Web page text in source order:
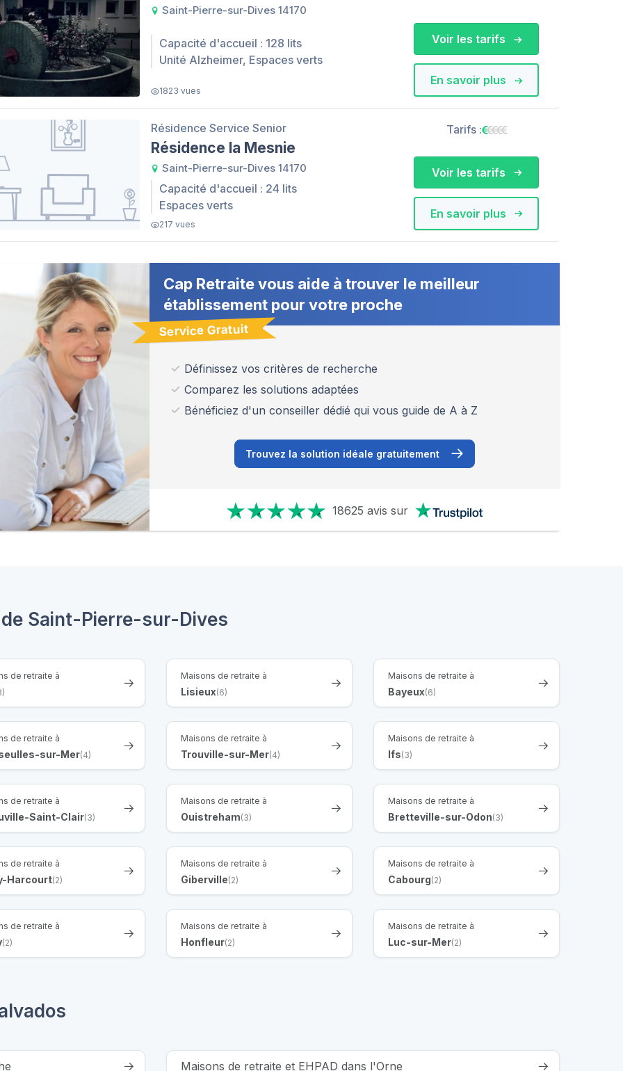
Saint-Pierre-sur-Dives 14170
Capacité d'accueil : 128 lits
Unité Alzheimer, Espaces verts
1823 vues
En savoir plus
Voir les tarifs
Résidence Service Senior
Résidence la Mesnie
Saint-Pierre-sur-Dives 14170
Capacité d'accueil : 24 lits
Espaces verts
217 vues
Tarifs :
En savoir plus
Voir les tarifs
Cap Retraite vous aide à trouver le meilleur
établissement pour votre proche
Service Gratuit
Définissez vos critères de recherche
Comparez les solutions adaptées
Bénéficiez d'un conseiller dédié qui vous guide de A à Z
Trouvez la solution idéale gratuitement
18625 avis sur
Saint-Pierre-sur-Dives
de retraite à
Maisons de retraite à
Lisieux(6)
Maisons de retraite à
Bayeux(6)
de retraite à
sur-Mer(4)
Maisons de retraite à
Trouville-sur-Mer(4)
Maisons de retraite à
Ifs(3)
de retraite à
Saint-Clair(3)
Maisons de retraite à
Ouistreham(3)
Maisons de retraite à
Bretteville-sur-Odon(3)
de retraite à
Harcourt(2)
Maisons de retraite à
Giberville(2)
Maisons de retraite à
Cabourg(2)
de retraite à
(2)
Maisons de retraite à
Honfleur(2)
Maisons de retraite à
Luc-sur-Mer(2)
Maisons de retraite et EHPAD dans l'Orne